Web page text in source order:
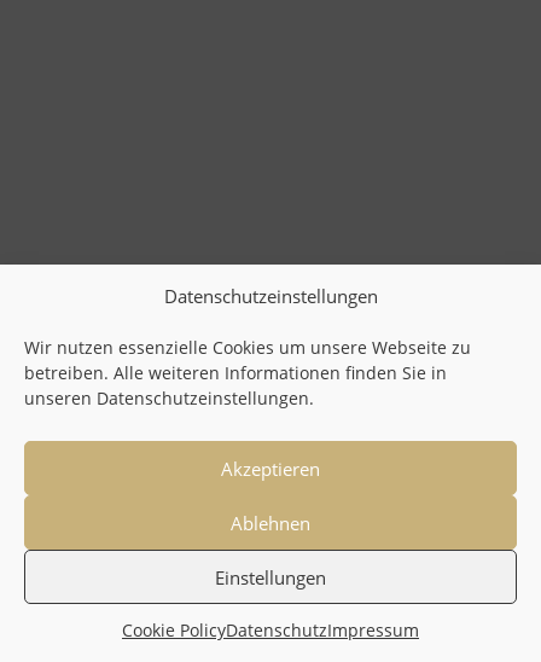
Datenschutzeinstellungen
Wir nutzen essenzielle Cookies um unsere Webseite zu
betreiben. Alle weiteren Informationen finden Sie in
unseren Datenschutzeinstellungen.
Akzeptieren
Ablehnen
Einstellungen
Cookie PolicyDatenschutzImpressum